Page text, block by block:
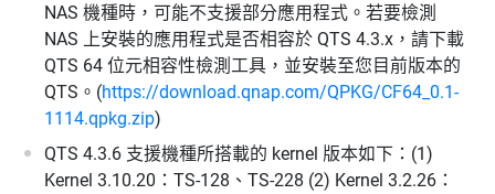
NAS 機種時，可能不支援部分應用程式。若要檢測
NAS 上安裝的應用程式是否相容於 QTS 4.3.x，請下載
QTS 64 位元相容性檢測工具，並安裝至您目前版本的
QTS。(https://download.qnap.com/QPKG/CF64_0.1-
1114.qpkg.zip)
QTS 4.3.6 支援機種所搭載的 kernel 版本如下：(1)
Kernel 3.10.20：TS-128、TS-228 (2) Kernel 3.2.26：